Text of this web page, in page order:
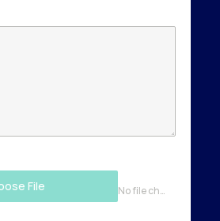
File
No file chosen